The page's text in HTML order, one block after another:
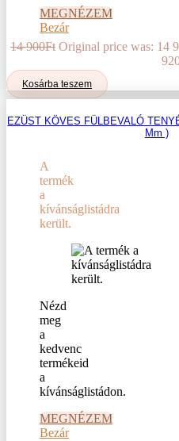
MEGNÉZEM
Bezár
14 900Ft Original price was: 14
Kosárba teszem
EZÜST KÖVES FÜLBEVALÓ
Mm )
A
termék
a
kívánságlistádra
került.
Nézd
meg
a
kedvenc
termékeid
a
kívánságlistádon.
MEGNÉZEM
Bezár